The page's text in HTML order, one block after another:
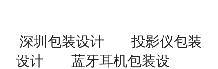
深圳包装设计
投影仪包装
设计
蓝牙耳机包装设